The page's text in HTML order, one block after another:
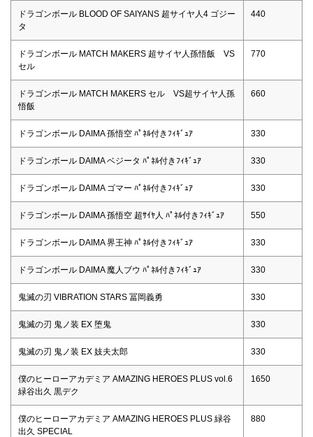
ドラゴンボール BLOOD OF SAIYANS 超サイヤ人4 ゴジー
タ
440
ドラゴンボール MATCH MAKERS 超サイヤ人孫悟飯 VS
セル
770
ドラゴンボール MATCH MAKERS セル VS超サイヤ人孫
悟飯
660
ドラゴンボール DAIMA 孫悟空 ﾊﾟﾈﾙ付きﾌｨｷﾞｭｱ 330
ドラゴンボール DAIMA ベジータ ﾊﾟﾈﾙ付きﾌｨｷﾞｭｱ 330
ドラゴンボール DAIMA ゴマー ﾊﾟﾈﾙ付きﾌｨｷﾞｭｱ 330
ドラゴンボール DAIMA 孫悟空 超ｻｲﾔ人 ﾊﾟﾈﾙ付きﾌｨｷﾞｭｱ 550
ドラゴンボール DAIMA 界王神 ﾊﾟﾈﾙ付きﾌｨｷﾞｭｱ 330
ドラゴンボール DAIMA 魔人ブウ ﾊﾟﾈﾙ付きﾌｨｷﾞｭｱ 330
鬼滅の刃 VIBRATION STARS 冨岡義勇 330
鬼滅の刃 鬼ノ装 EX 堕鬼 330
鬼滅の刃 鬼ノ装 EX 妓夫太郎 330
僕のヒーローアカデミア AMAZING HEROES PLUS vol.6
緑谷出久 黒デク
1650
僕のヒーローアカデミア AMAZING HEROES PLUS 緑谷
出久 SPECIAL
880